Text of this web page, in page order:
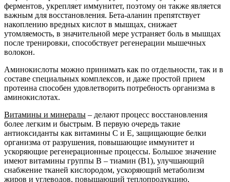
ферментов, укрепляет иммунитет, поэтому он также является
важным для восстановления. Бета-аланин препятствует
накоплению вредных кислот в мышцах, снижает
утомляемость, в значительной мере устраняет боль в мышцах
после тренировки, способствует регенерации мышечных
волокон.
Аминокислоты можно принимать как по отдельности, так и в
составе специальных комплексов, и даже простой прием
протеина способен удовлетворить потребность организма в
аминокислотах.
Витамины и минералы – делают процесс восстановления
более легким и быстрым. В первую очередь такие
антиоксиданты как витамины С и Е, защищающие белки
организма от разрушения, повышающие иммунитет и
ускоряющие регенерационные процессы. Большое значение
имеют витамины группы В – тиамин (В1), улучшающий
снабжение тканей кислородом, ускоряющий метаболизм
жиров и углеводов, повышающий теплопродукцию,